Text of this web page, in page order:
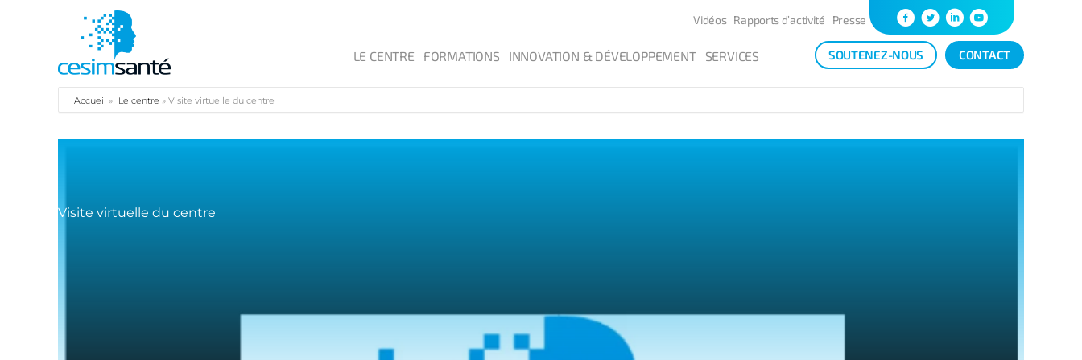
Vidéos Rapports d’activité Presse
LE CENTRE FORMATIONS INNOVATION & DÉVELOPPEMENT SERVICES SOUTENEZ-NOUS CONTACT
Accueil » Le centre » Visite virtuelle du centre
Visite virtuelle du centre